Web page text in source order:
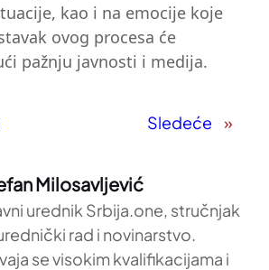
kao i na emocije koje
ovog procesa će
pažnju javnosti i medija.
Sledeće »
Milosavljević
urednik Srbija.one, stručnjak
rad i novinarstvo.
se visokim kvalifikacijama i